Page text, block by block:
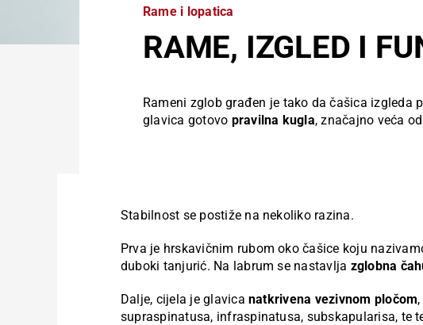
Rame i lopatica
RAME, IZGLED I
Rameni zglob građen je tako da čašica izgleda
glavica gotovo pravilna kugla, značajno veća
Stabilnost se postiže na nekoliko razina.
Prva je hrskavičnim rubom oko čašice koju
duboki tanjurić. Na labrum se nastavlja zglobna
Dalje, cijela je glavica natkrivena vezivnom pločom
supraspinatusa, infraspinatusa, subskapularisa, te